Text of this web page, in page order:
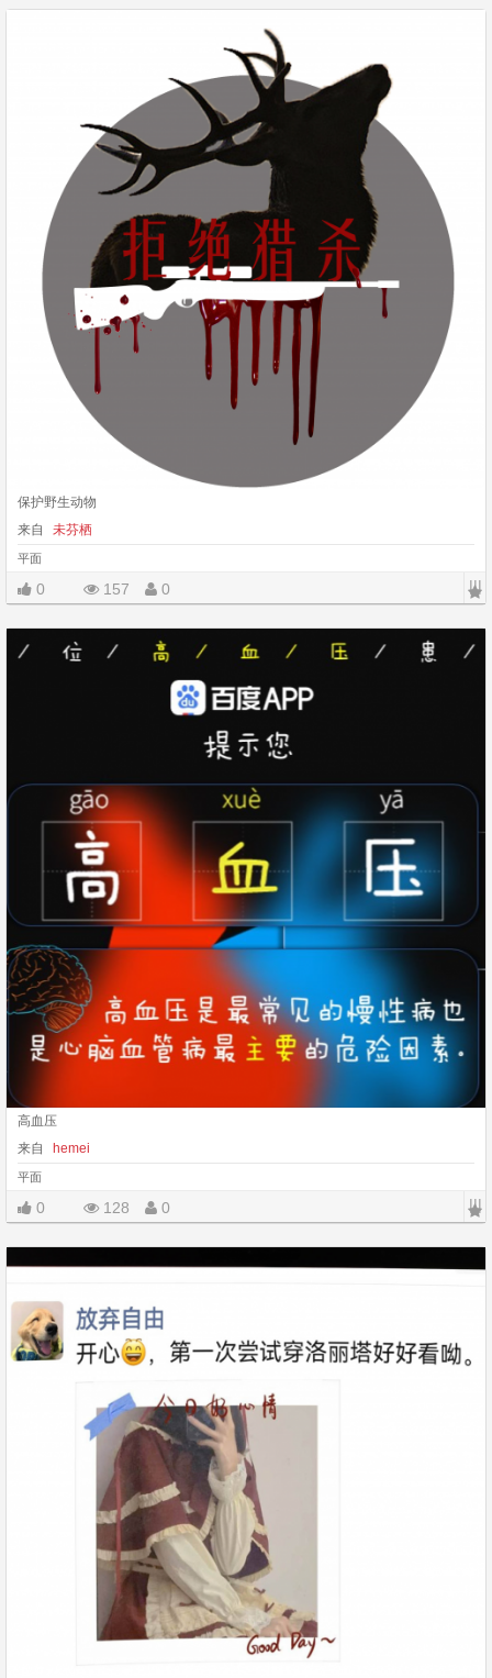
保护野生动物
来自
未芬栖
平面
0 157 0 |||
高血压
来自
hemei
平面
0 128 0 |||